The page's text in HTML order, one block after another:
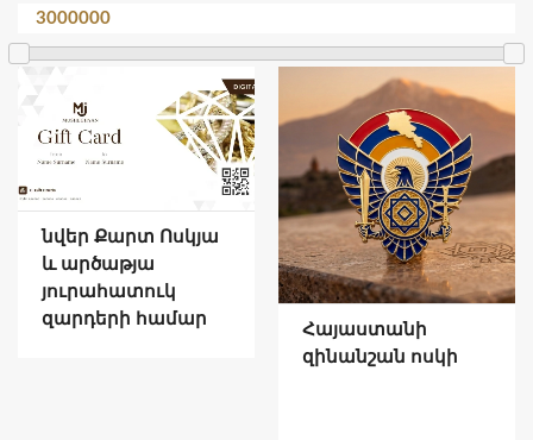
նվեր Քարտ Ոսկյա
և արծաթյա
յուրահատուկ
զարդերի համար
Հայաստանի
զինանշան ոսկի